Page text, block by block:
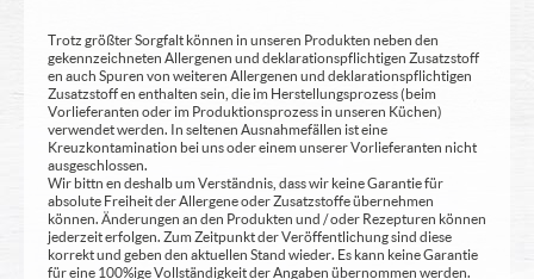
Trotz größter Sorgfalt können in unseren Produkten neben den
gekennzeichneten Allergenen und deklarationspflichtigen Zusatzstoff
en auch Spuren von weiteren Allergenen und deklarationspflichtigen
Zusatzstoff en enthalten sein, die im Herstellungsprozess (beim
Vorlieferanten oder im Produktionsprozess in unseren Küchen)
verwendet werden. In seltenen Ausnahmefällen ist eine
Kreuzkontamination bei uns oder einem unserer Vorlieferanten nicht
ausgeschlossen.
Wir bittn en deshalb um Verständnis, dass wir keine Garantie für
absolute Freiheit der Allergene oder Zusatzstoffe übernehmen
können. Änderungen an den Produkten und / oder Rezepturen können
jederzeit erfolgen. Zum Zeitpunkt der Veröffentlichung sind diese
korrekt und geben den aktuellen Stand wieder. Es kann keine Garantie
für eine 100%ige Vollständigkeit der Angaben übernommen werden.